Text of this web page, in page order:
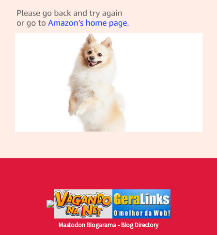
MastodonBlogarama - Blog Directory